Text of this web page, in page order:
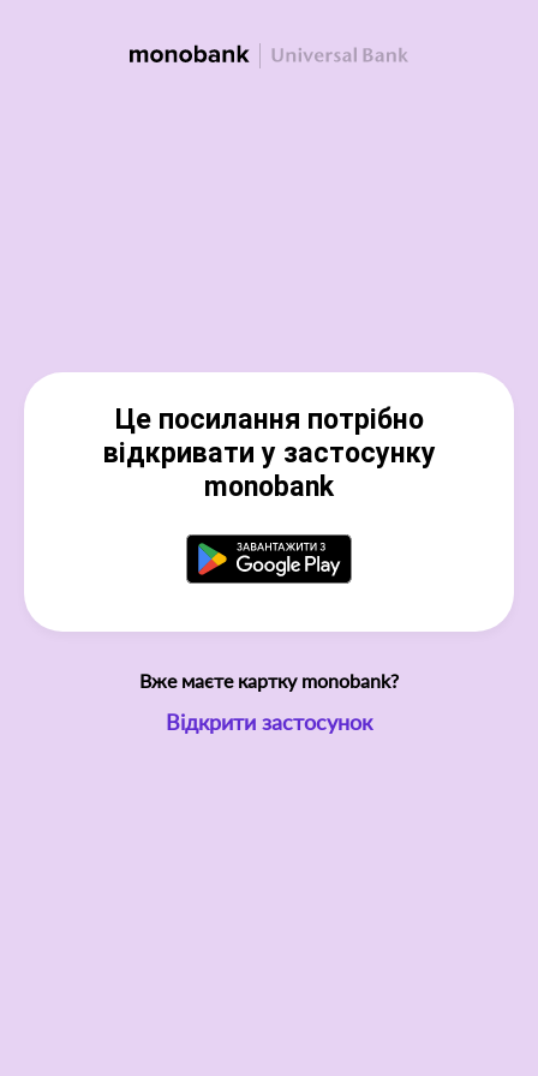
Це посилання потрібно
відкривати у застосунку
monobank
Вже маєте картку monobank?
Відкрити застосунок